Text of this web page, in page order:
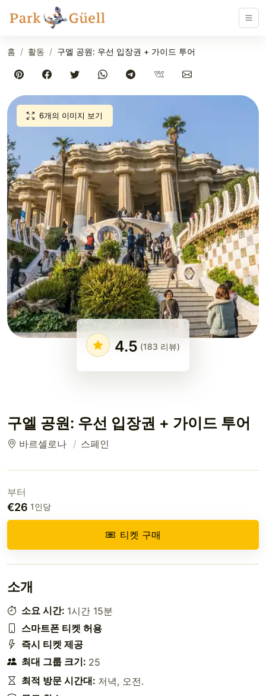
홈 활동 구엘 공원: 우선 입장권 + 가이드 투어
6개의 이미지 보기
4.5 (183 리뷰)
구엘 공원: 우선 입장권 + 가이드 투어
바르셀로나 스페인
부터
€26 1인당
티켓 구매
소개
소요 시간: 1시간 15분
스마트폰 티켓 허용
즉시 티켓 제공
최대 그룹 크기: 25
최적 방문 시간대: 저녁, 오전.